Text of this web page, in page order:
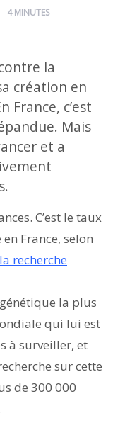
4 MINUTES
la
création en
France, c’est
Mais
et a
C’est le taux
France, selon
recherche
la plus
qui lui est
à surveiller, et
sur cette
de 300 000